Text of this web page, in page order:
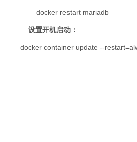
docker restart mariadb
设置开机启动：
docker container update --